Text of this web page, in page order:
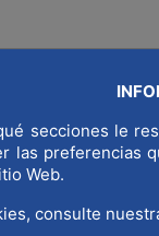
secciones le
las preferencias
Web.
consulte
¿POR QUÉ